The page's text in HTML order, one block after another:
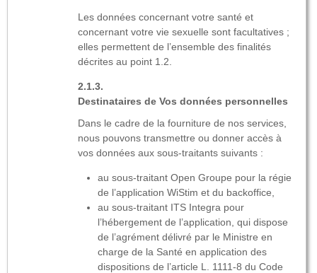
Les données concernant votre santé et
concernant votre vie sexuelle sont facultatives ;
elles permettent de l’ensemble des finalités
décrites au point 1.2.
Destinataires de Vos données personnelles
Dans le cadre de la fourniture de nos services,
nous pouvons transmettre ou donner accès à
vos données aux sous-traitants suivants :
au sous-traitant Open Groupe pour la régie
de l’application WiStim et du backoffice,
au sous-traitant ITS Integra pour
l’hébergement de l’application, qui dispose
de l’agrément délivré par le Ministre en
charge de la Santé en application des
dispositions de l’article L. 1111-8 du Code